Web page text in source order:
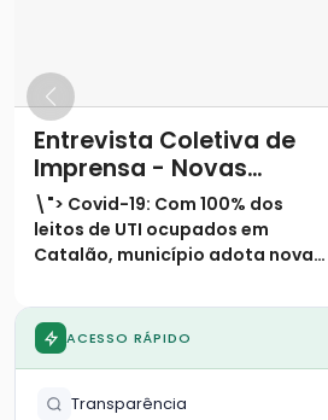
Entrevista Coletiva de
Imprensa - Novas
medidas restritivas
Covid-19
\"> Covid-19: Com 100% dos
leitos de UTI ocupados em
Catalão, município adota novas
exemplo do que vive o mundo e a
maior parte dos estados
brasileiros, cresce
Goias, o número de casos co
ACESSO RÁPIDO
Transparência